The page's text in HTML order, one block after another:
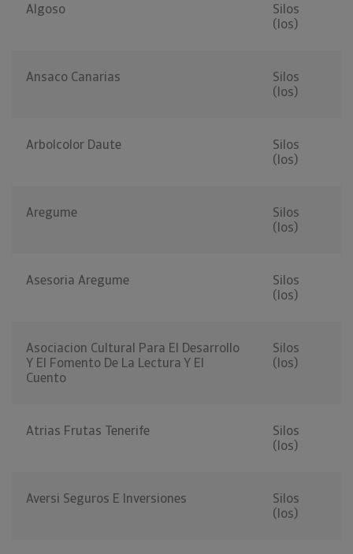
Algoso
Silos
(los)
Ansaco Canarias
Silos
(los)
Arbolcolor Daute
Silos
(los)
Aregume
Silos
(los)
Asesoria Aregume
Silos
(los)
Asociacion Cultural Para El Desarrollo
Y El Fomento De La Lectura Y El
Cuento
Silos
(los)
Atrias Frutas Tenerife
Silos
(los)
Aversi Seguros E Inversiones
Silos
(los)